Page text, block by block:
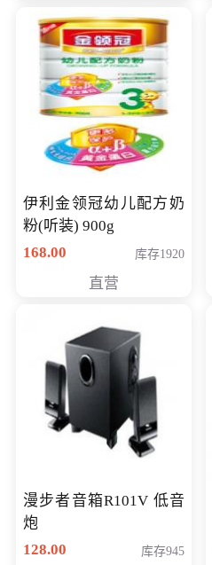
伊利金领冠幼儿配方奶
粉(听装) 900g
168.00
库存1920
直营
漫步者音箱R101V 低音
炮
128.00
库存945